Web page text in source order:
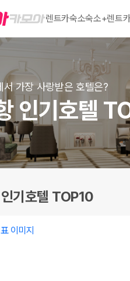
렌트카숙소숙소+렌트
서 가장 사랑받은 호텔은?
인기호텔
기호텔 TOP10